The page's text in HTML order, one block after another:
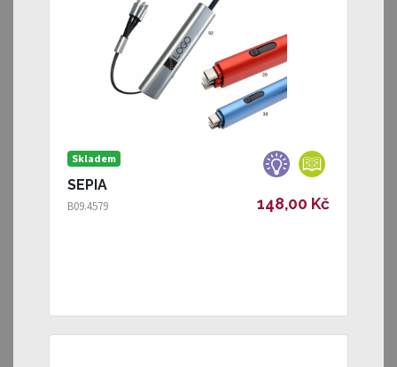
Skladem
SEPIA
B09.4579 148,00 Kč